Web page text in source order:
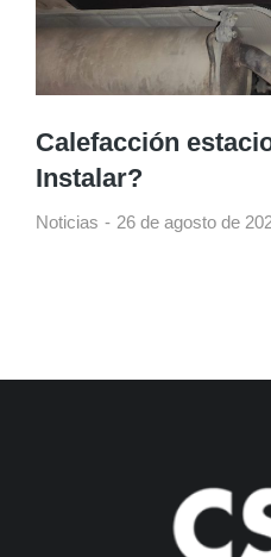
Calefacción
Instalar?
Noticias 26 de agosto de